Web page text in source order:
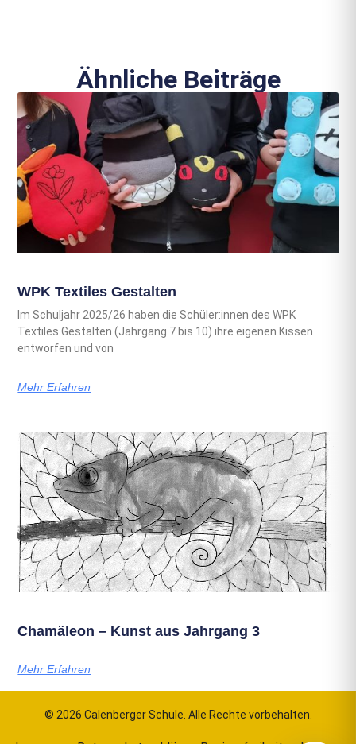
Ähnliche Beiträge
WPK Textiles Gestalten
Im Schuljahr 2025/26 haben die Schüler:innen des WPK
Textiles Gestalten (Jahrgang 7 bis 10) ihre eigenen Kissen
entworfen und von
Mehr Erfahren
Chamäleon – Kunst aus Jahrgang 3
Mehr Erfahren
© 2026 Calenberger Schule. Alle Rechte vorbehalten.